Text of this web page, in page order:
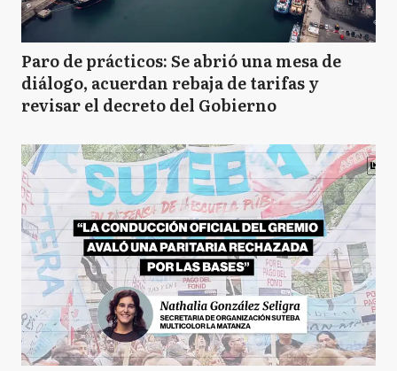
Paro de prácticos: Se abrió una mesa de
diálogo, acuerdan rebaja de tarifas y
revisar el decreto del Gobierno